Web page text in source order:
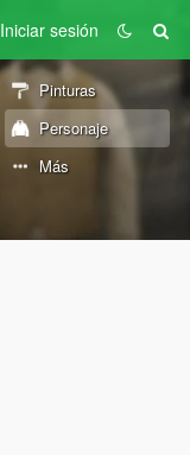
Iniciar sesión
Pinturas
Personaje
Más